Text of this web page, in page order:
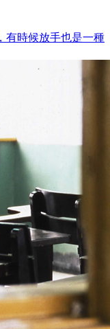
有時候放手也是一種